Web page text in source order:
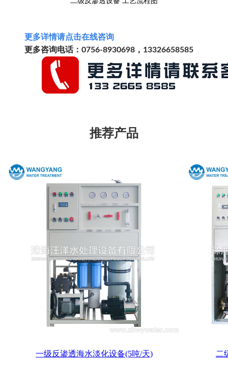
更多详情请点击在线咨询
更多咨询电话：0756-8930698，13326658585
推荐产品
一级反渗透海水淡化设备(5吨/天) 二